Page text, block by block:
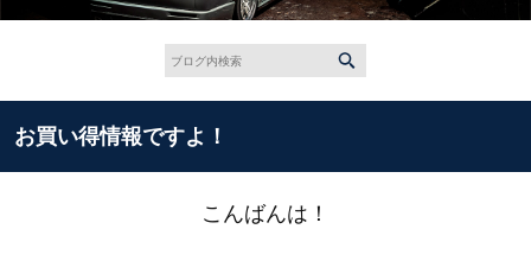
お買い得情報ですよ！
こんばんは！